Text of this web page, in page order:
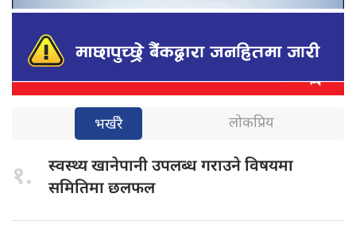
भर्खरै लोकप्रिय
१. स्वस्थ्य खानेपानीउपलब्ध गराउने विषयमा
समितिमा छलफल